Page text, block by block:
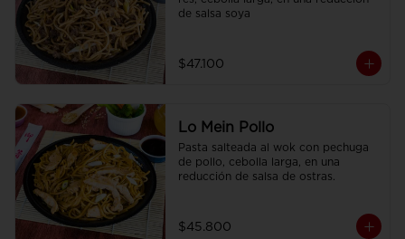
de salsa soya
$47.100
Lo Mein Pollo
Pasta salteada al wok con pechuga
de pollo, cebolla larga, en una
reducción de salsa de ostras.
$45.800